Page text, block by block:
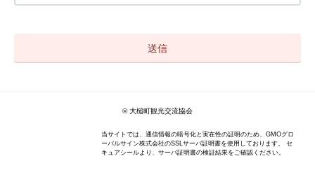
© 大槌町観光交流協会
当サイトでは、通信情報の暗号化と実在性の証明のため、GMOグロ
ーバルサイン株式会社のSSLサーバ証明書を使用しております。 セ
キュアシールより、サーバ証明書の検証結果をご確認ください。